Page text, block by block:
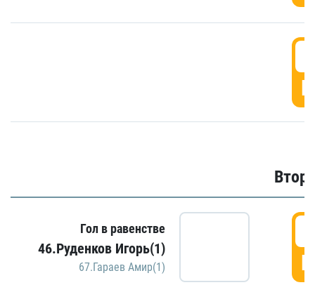
Гол в равенстве
46.Руденков Игорь(1)
67.Гараев Амир(1)